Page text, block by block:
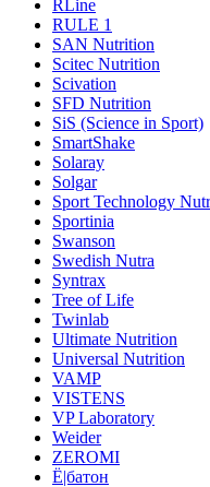
RLine
RULE 1
SAN Nutrition
Scitec Nutrition
Scivation
SFD Nutrition
SiS (Science in Sport)
SmartShake
Solaray
Solgar
Sport Technology
Sportinia
Swanson
Swedish Nutra
Syntrax
Tree of Life
Twinlab
Ultimate Nutrition
Universal Nutrition
VAMP
VISTENS
VP Laboratory
Weider
ZEROMI
Ё|батон